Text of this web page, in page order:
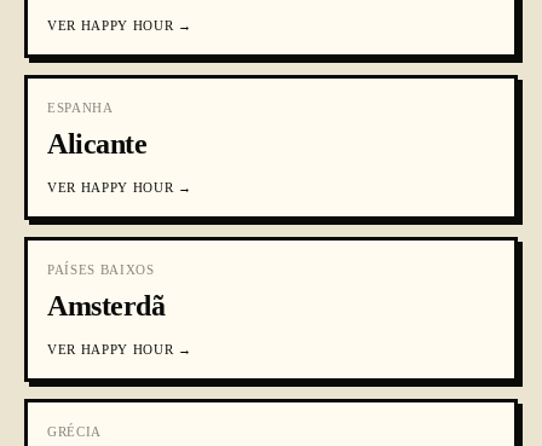
VER HAPPY HOUR →
ESPANHA
Alicante
VER HAPPY HOUR →
PAÍSES BAIXOS
Amsterdã
VER HAPPY HOUR →
GRÉCIA